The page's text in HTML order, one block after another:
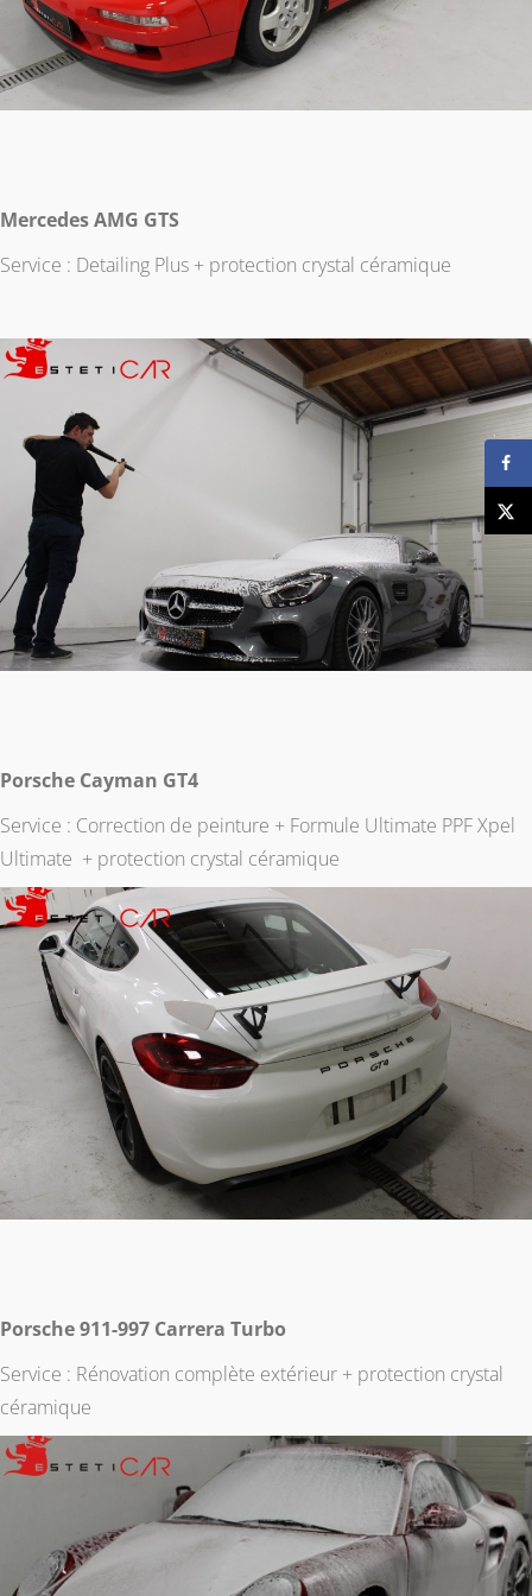
Mercedes AMG GTS
Service : Detailing Plus + protection crystal céramique
Porsche Cayman GT4
Service : Correction de peinture + Formule Ultimate PPF Xpel
Ultimate + protection crystal céramique
Porsche 911-997 Carrera Turbo
Service : Rénovation complète extérieur + protection crystal
céramique